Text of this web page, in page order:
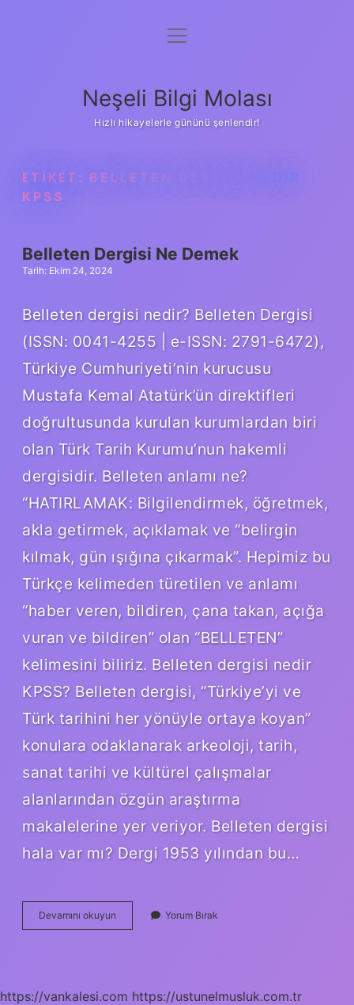
Anasayfa
Yasal Uyarı
menüyü
Neşeli Bilgi Molası
Hızlı hikayelerle gününü şenlendir!
ETIKET: BELLETEN DERGISI NEDIR
KPSS
Belleten Dergisi Ne Demek
Tarih: Ekim 24, 2024
Belleten dergisi nedir? Belleten Dergisi
(ISSN: 0041-4255 | e-ISSN: 2791-6472),
Türkiye Cumhuriyeti’nin kurucusu
Mustafa Kemal Atatürk’ün direktifleri
doğrultusunda kurulan kurumlardan biri
olan Türk Tarih Kurumu’nun hakemli
dergisidir. Belleten anlamı ne?
“HATIRLAMAK: Bilgilendirmek, öğretmek,
akla getirmek, açıklamak ve “belirgin
kılmak, gün ışığına çıkarmak”. Hepimiz bu
Türkçe kelimeden türetilen ve anlamı
“haber veren, bildiren, çana takan, açığa
vuran ve bildiren” olan “BELLETEN”
kelimesini biliriz. Belleten dergisi nedir
KPSS? Belleten dergisi, “Türkiye’yi ve
Türk tarihini her yönüyle ortaya koyan”
konulara odaklanarak arkeoloji, tarih,
sanat tarihi ve kültürel çalışmalar
alanlarından özgün araştırma
makalelerine yer veriyor. Belleten dergisi
hala var mı? Dergi 1953 yılından bu…
Devamını okuyun Belleten
Dergisi
Yorum Bırak
https://vankalesi.com https://ustunelmusluk.com.tr